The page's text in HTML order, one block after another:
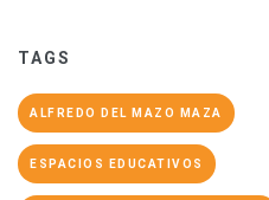
TAGS
ALFREDO DEL MAZO MAZA
ESPACIOS EDUCATIVOS